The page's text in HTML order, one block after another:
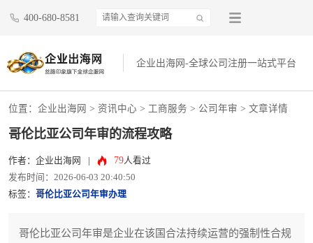
400-680-8581
企业出海网-全球公司注册一站式平台
位置： 企业出海网 > 资讯中心 > 工商服务 > 公司年审 > 文章详情
哥伦比亚公司年审的流程攻略
作者：企业出海网 79人看过
发布时间：2026-06-03 20:40:50
标签： 哥伦比亚公司年审办理
哥伦比亚公司年审是企业在该国合法持续运营的强制性合规